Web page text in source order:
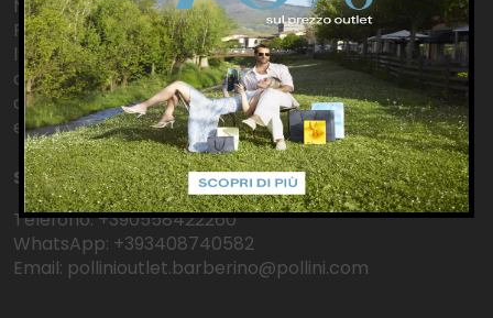
Nel 2023, in occasione del 70° anniversario del brand,
Pollini ha rinnovato il suo caratteristico logo con
l’iconica “P” circondato da una corona di alloro e
organizzato diverse attività, tra cui il lancio di una
capsule che ha visto rivisitati gli elementi iconici ed
eventi dedicati a questo importante traguardo.
SHOPPING DA CASA
Telefono: +390558422260
WhatsApp: +393408740582
Email: pollinioutlet.barberino@pollini.com